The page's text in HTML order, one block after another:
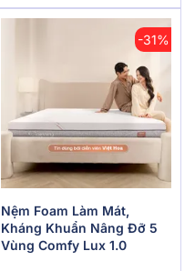
-31%
Nệm Foam Làm Mát,
Kháng Khuẩn Nâng Đỡ 5
Vùng Comfy Lux 1.0